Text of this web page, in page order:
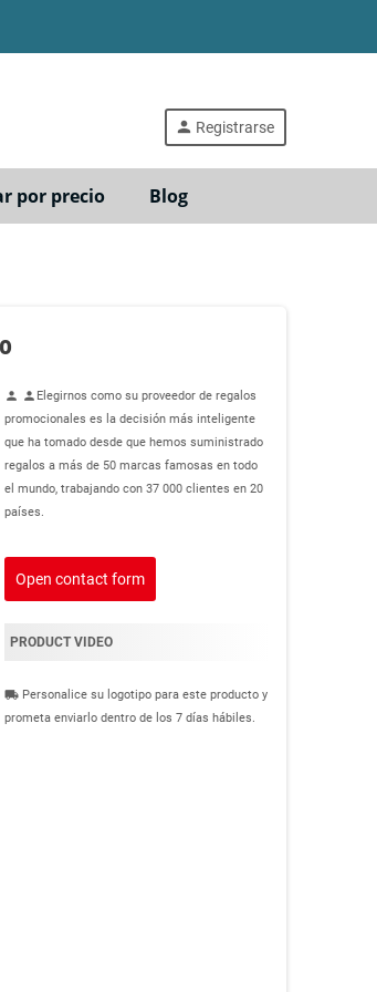
person Registrarse
por precio Blog
person personElegirnos como su proveedor de regalos
promocionales es la decisión más inteligente
que ha tomado desde que hemos suministrado
regalos a más de 50 marcas famosas en todo
el mundo, trabajando con 37 000 clientes en 20
países.
Open contact form
PRODUCT VIDEO
local_shipping Personalice su logotipo para este producto y
prometa enviarlo dentro de los 7 días hábiles.